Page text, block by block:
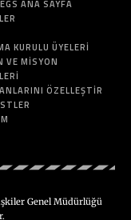
ANA SAYFA
KURULU ÜYELERI
VE MISYON
ÖZELLEŞTIR
Genel Müdürlüğü